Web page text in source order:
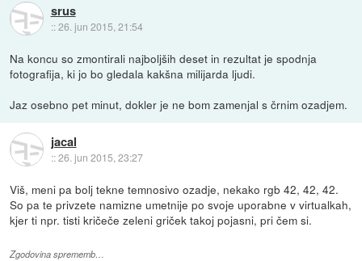
srus
::26. jun 2015, 21:54
Na koncu so zmontirali najboljših deset in rezultat je spodnja
fotografija, ki jo bo gledala kakšna milijarda ljudi.
Jaz osebno pet minut, dokler je ne bom zamenjal s črnim ozadjem.
jacal
::26. jun 2015, 23:27
Viš, meni pa bolj tekne temnosivo ozadje, nekako rgb 42, 42, 42.
So pa te privzete namizne umetnije po svoje uporabne v virtualkah,
kjer ti npr. tisti kričeče zeleni griček takoj pojasni, pri čem si.
Zgodovina sprememb…